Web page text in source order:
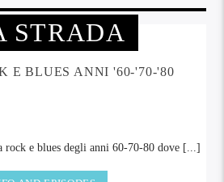
STRADA
E BLUES ANNI '60-'70-'80
rock e blues degli anni 60-70-80 dove [...]